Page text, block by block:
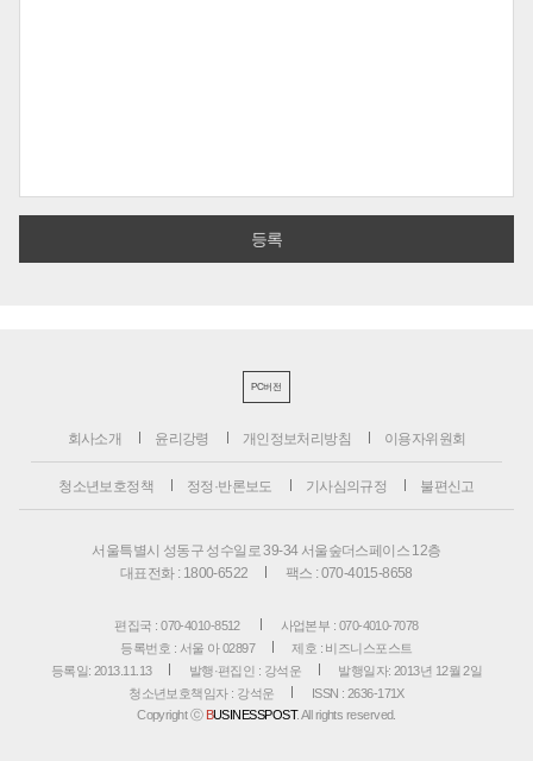
PC버전
회사소개 윤리강령 개인정보처리방침 이용자위원회
청소년보호정책 정정·반론보도 기사심의규정 불편신고
서울특별시 성동구 성수일로 39-34 서울숲더스페이스 12층
대표전화 : 1800-6522
팩스 : 070-4015-8658
편집국 : 070-4010-8512
사업본부 : 070-4010-7078
등록번호 : 서울 아 02897
제호 : 비즈니스포스트
등록일: 2013.11.13
발행·편집인 : 강석운
발행일자: 2013년 12월 2일
청소년보호책임자 : 강석운
ISSN : 2636-171X
Copyright ⓒ BUSINESSPOST. All rights reserved.